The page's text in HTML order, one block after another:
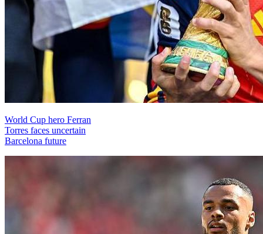
World Cup hero Ferran
Torres faces uncertain
Barcelona future